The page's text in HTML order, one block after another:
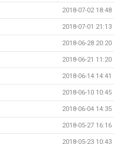
2018-07-02 18:48
2018-07-01 21:13
2018-06-28 20:20
2018-06-21 11:20
2018-06-14 14:41
2018-06-10 10:45
2018-06-04 14:35
2018-05-27 16:16
2018-05-23 10:43